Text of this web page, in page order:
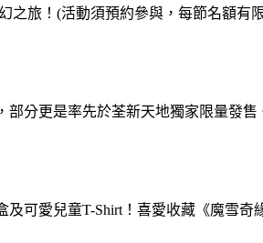
之旅！(活動須預約參與，每節名額有
分更是率先於荃新天地獨家限量發售
可愛兒童T-Shirt！喜愛收藏《魔雪奇